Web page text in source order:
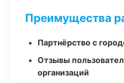
Преимущества
Партнёрство с
Отзывы
организаций